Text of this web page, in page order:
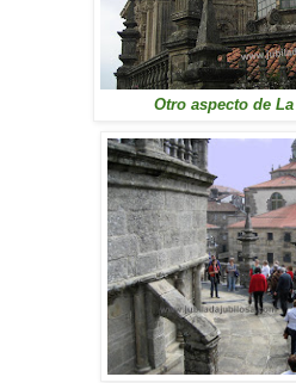
Otro aspecto de